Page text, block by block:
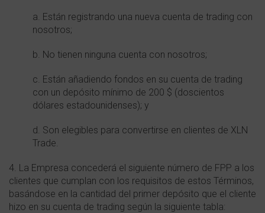
a. Están registrando una nueva cuenta de trading con
nosotros;
b. No tienen ninguna cuenta con nosotros;
c. Están añadiendo fondos en su cuenta de trading
con un depósito mínimo de 200 $ (doscientos
dólares estadounidenses); y
d. Son elegibles para convertirse en clientes de XLN
Trade.
4. La Empresa concederá el siguiente número de FPP a los
clientes que cumplan con los requisitos de estos Términos,
basándose en la cantidad del primer depósito que el cliente
hizo en su cuenta de trading según la siguiente tabla: